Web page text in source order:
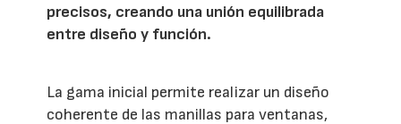
precisos, creando una unión equilibrada
entre diseño y función.
La gama inicial permite realizar un diseño
coherente de las manillas para ventanas,